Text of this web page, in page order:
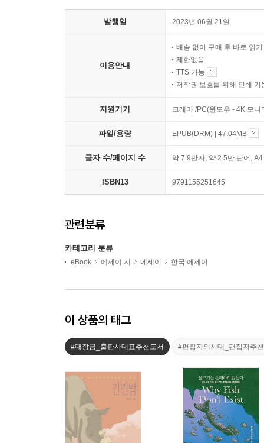
발행일 2023년 06월 21일
이용안내
배송 없이 구매 후 바로 읽기
제한없음
TTS 가능
저작권 보호를 위해 인쇄 기
지원기기 크레마 /PC(윈도우 - 4K 모
파일/용량 EPUB(DRM) | 47.04MB
글자 수/페이지 수 약 7.9만자, 약 2.5만 단어,
ISBN13 9791155251645
관련분류
카테고리 분류
eBook 에세이 시 에세이 한국 에세이
이 상품의 태그
#대장금_출판사대표추천도서 #편집자의시대_편집자추